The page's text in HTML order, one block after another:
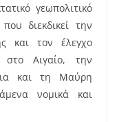
γεωπολιτικό
διεκδικεί την
και τον έλεγχο
στο Αιγαίο, την
και τη Μαύρη
νομικά και